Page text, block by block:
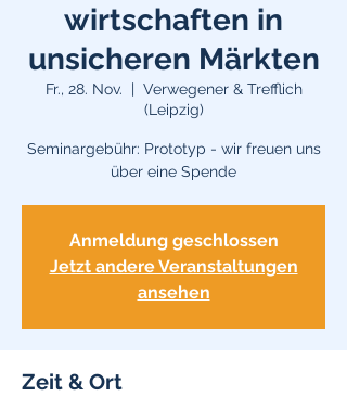
wirtschaften in
unsicheren Märkten
Fr., 28. Nov.
  |
Verwegener & Trefflich
(Leipzig)
Seminargebühr: Prototyp - wir freuen uns
über eine Spende
Anmeldung geschlossen
Jetzt andere Veranstaltungen
ansehen
Zeit & Ort